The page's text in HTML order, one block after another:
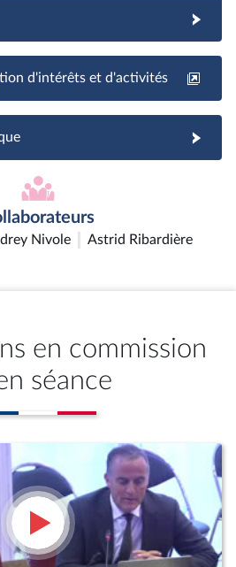
d'intérêts et d'activités
Nivole Astrid Ribardière
en commission
séance